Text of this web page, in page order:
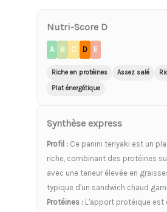
Nutri-Score D
A B C D E
Riche en protéines Assez salé
Plat énergétique
Synthèse express
Profil : Ce panini teriyaki est un
riche, combinant des protéines
avec une teneur élevée en
typique d'un sandwich chaud
Protéines : L'apport protéique est